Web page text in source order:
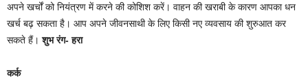
अपने खर्चों को नियंत्रण में करने की कोशिश करें। वाहन की खराबी के कारण आपका धन
खर्च बढ़ सकता है। आप अपने जीवनसाथी के लिए किसी नए व्यवसाय की शुरुआत कर
सकते हैं।शुभ रंग- हरा
कर्क